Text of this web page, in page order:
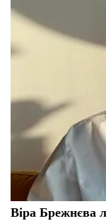
Віра Брежнєва